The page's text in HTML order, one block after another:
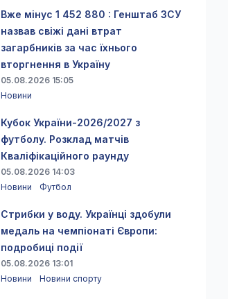
Вже мінус 1 452 880 : Генштаб ЗСУ
назвав свіжі дані втрат
загарбників за час їхнього
вторгнення в Україну
05.08.2026 15:05
Новини
Кубок України-2026/2027 з
футболу. Розклад матчів
Кваліфікаційного раунду
05.08.2026 14:03
Новини
Футбол
Стрибки у воду. Українці здобули
медаль на чемпіонаті Європи:
подробиці події
05.08.2026 13:01
Новини
Новини спорту